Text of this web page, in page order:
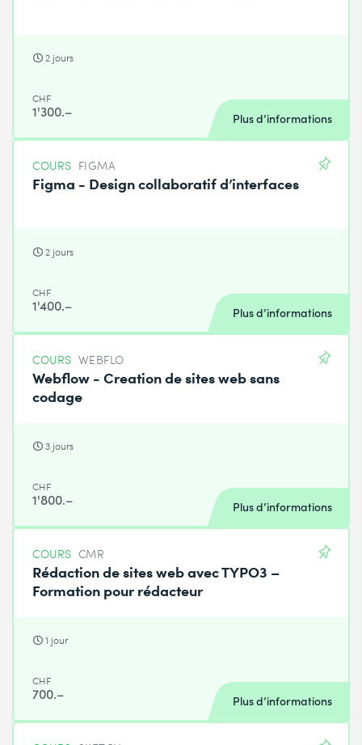
2 jours
CHF
1'300.– Plus d’informations
COURS FIGMA
Figma - Design collaboratif d’interfaces
2 jours
CHF
1'400.– Plus d’informations
COURS WEBFLO
Webflow - Creation de sites web sans
codage
3 jours
CHF
1'800.– Plus d’informations
COURS CMR
Rédaction de sites web avec TYPO3 –
Formation pour rédacteur
1 jour
CHF
700.– Plus d’informations